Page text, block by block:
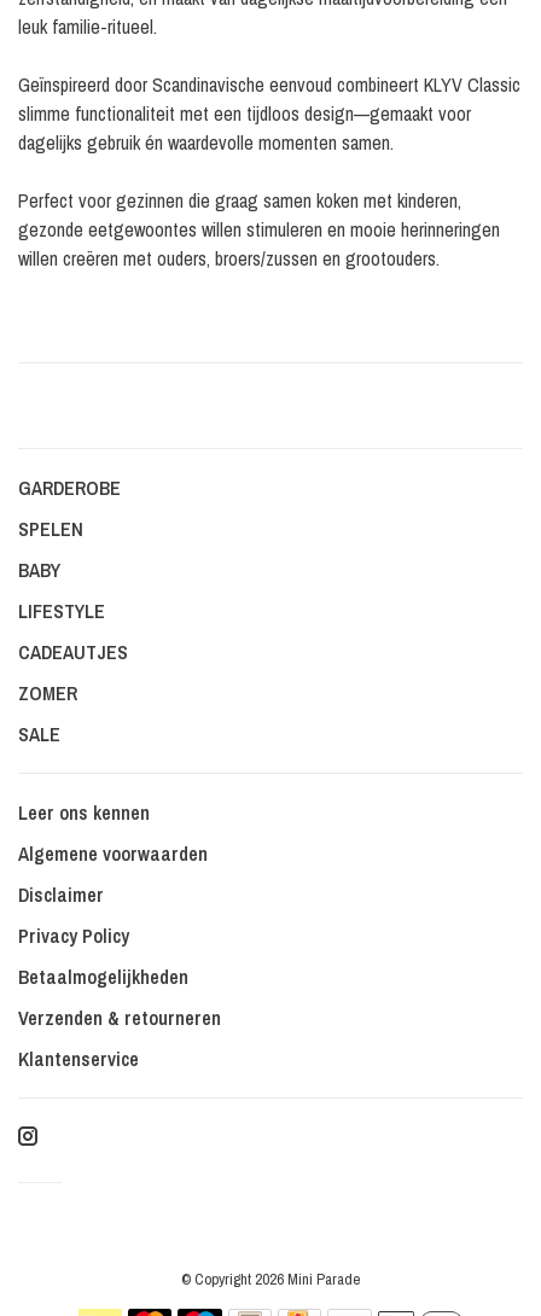
leuk familie-ritueel.
Geïnspireerd door Scandinavische eenvoud combineert KLYV Classic
slimme functionaliteit met een tijdloos design—gemaakt voor
dagelijks gebruik én waardevolle momenten samen.
Perfect voor gezinnen die graag samen koken met kinderen,
gezonde eetgewoontes willen stimuleren en mooie herinneringen
willen creëren met ouders, broers/zussen en grootouders.
GARDEROBE
SPELEN
BABY
LIFESTYLE
CADEAUTJES
ZOMER
SALE
Leer ons kennen
Algemene voorwaarden
Disclaimer
Privacy Policy
Betaalmogelijkheden
Verzenden & retourneren
Klantenservice
© Copyright 2026 Mini Parade